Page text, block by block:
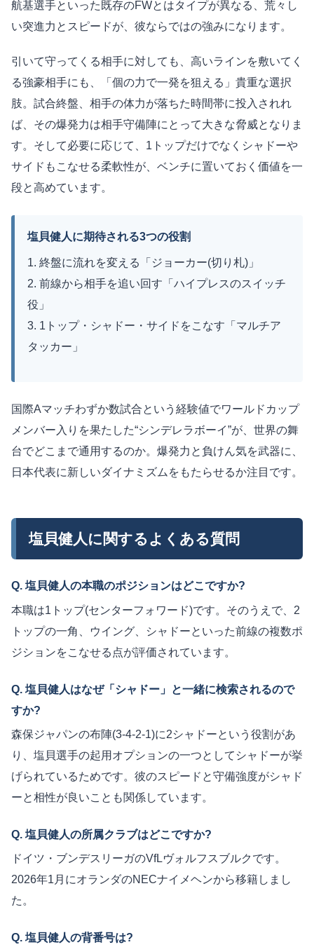
航基選手といった既存のFWとはタイプが異なる、荒々し
い突進力とスピードが、彼ならではの強みになります。
引いて守ってくる相手に対しても、高いラインを敷いてく
る強豪相手にも、「個の力で一発を狙える」貴重な選択
肢。試合終盤、相手の体力が落ちた時間帯に投入されれ
ば、その爆発力は相手守備陣にとって大きな脅威となりま
す。そして必要に応じて、1トップだけでなくシャドーや
サイドもこなせる柔軟性が、ベンチに置いておく価値を一
段と高めています。
塩貝健人に期待される3つの役割
1. 終盤に流れを変える「ジョーカー(切り札)」
2. 前線から相手を追い回す「ハイプレスのスイッチ
役」
3. 1トップ・シャドー・サイドをこなす「マルチア
タッカー」
国際Aマッチわずか数試合という経験値でワールドカップ
メンバー入りを果たした“シンデレラボーイ”が、世界の舞
台でどこまで通用するのか。爆発力と負けん気を武器に、
日本代表に新しいダイナミズムをもたらせるか注目です。
塩貝健人に関するよくある質問
Q. 塩貝健人の本職のポジションはどこですか?
本職は1トップ(センターフォワード)です。そのうえで、2
トップの一角、ウイング、シャドーといった前線の複数ポ
ジションをこなせる点が評価されています。
Q. 塩貝健人はなぜ「シャドー」と一緒に検索されるので
すか?
森保ジャパンの布陣(3-4-2-1)に2シャドーという役割があ
り、塩貝選手の起用オプションの一つとしてシャドーが挙
げられているためです。彼のスピードと守備強度がシャド
ーと相性が良いことも関係しています。
Q. 塩貝健人の所属クラブはどこですか?
ドイツ・ブンデスリーガのVfLヴォルフスブルクです。
2026年1月にオランダのNECナイメヘンから移籍しまし
た。
Q. 塩貝健人の背番号は?